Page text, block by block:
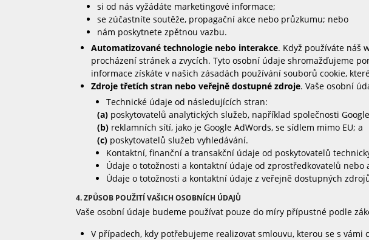
si od nás vyžádáte marketingové informace;
se zúčastníte soutěže, propagační akce nebo průzkumu; nebo
nám poskytnete zpětnou vazbu.
Automatizované technologie nebo interakce. Když používáte náš
procházení stránek a zvycích. Tyto osobní údaje shromažďujeme
informace získáte v našich zásadách používání souborů cookie,
Zdroje třetích stran nebo veřejně dostupné zdroje. Vaše osobní
Technické údaje od následujících stran:
(a)poskytovatelů analytických služeb, například společnosti
(b)reklamních sítí, jako je Google AdWords, se sídlem mimo EU; a
(c)poskytovatelů služeb vyhledávání.
Kontaktní, finanční a transakční údaje od poskytovatelů
Údaje o totožnosti a kontaktní údaje od zprostředkovatelů nebo
Údaje o totožnosti a kontaktní údaje z veřejně dostupných
4. ZPŮSOB POUŽITÍ VAŠICH OSOBNÍCH ÚDAJŮ
Vaše osobní údaje budeme používat pouze do míry přípustné podle
V případech, kdy potřebujeme realizovat smlouvu, kterou se s